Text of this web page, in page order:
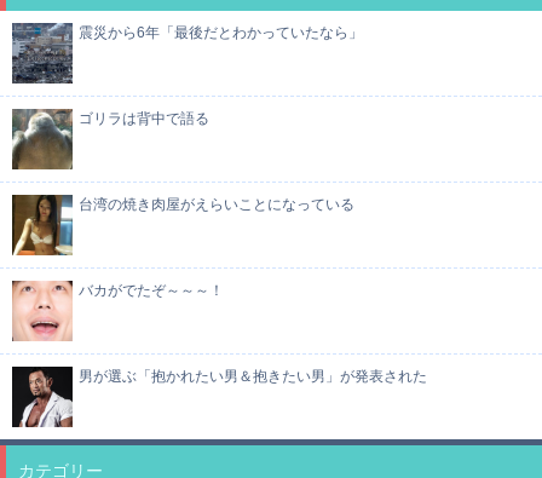
震災から6年「最後だとわかっていたなら」
ゴリラは背中で語る
台湾の焼き肉屋がえらいことになっている
バカがでたぞ～～～！
男が選ぶ「抱かれたい男＆抱きたい男」が発表された
カテゴリー